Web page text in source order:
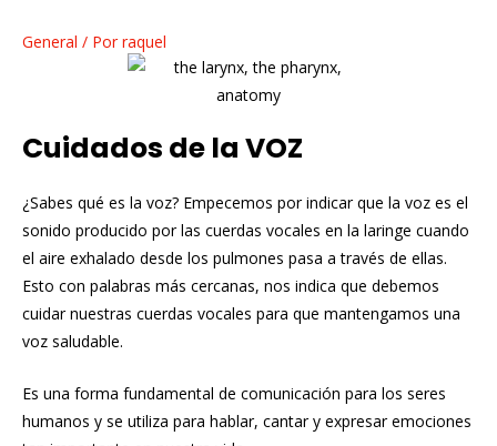
General / Porraquel
Cuidados de la VOZ
¿Sabes qué es la voz? Empecemos por indicar que la voz es el
sonido producido por las cuerdas vocales en la laringe cuando
el aire exhalado desde los pulmones pasa a través de ellas.
Esto con palabras más cercanas, nos indica que debemos
cuidar nuestras cuerdas vocales para que mantengamos una
voz saludable.
Es una forma fundamental de comunicación para los seres
humanos y se utiliza para hablar, cantar y expresar emociones